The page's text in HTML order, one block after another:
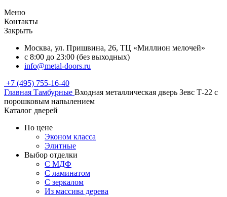
Меню
Контакты
Закрыть
Москва, ул. Пришвина, 26, ТЦ «Миллион мелочей»
с 8:00 до 23:00 (без выходных)
info@metal-doors.ru
+7 (495) 755-16-40
Главная Тамбурные Входная металлическая дверь Зевс Т-22 с
порошковым напылением
Каталог дверей
По цене
Эконом класса
Элитные
Выбор отделки
С МДФ
С ламинатом
С зеркалом
Из массива дерева